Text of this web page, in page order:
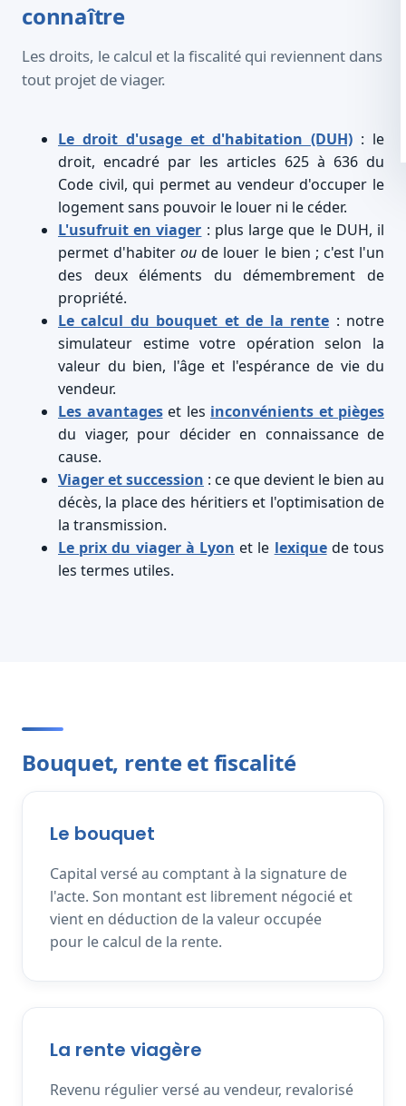
connaître
Les droits, le calcul et la fiscalité qui reviennent dans
tout projet de viager.
Le droit d'usage et d'habitation (DUH) : le
droit, encadré par les articles 625 à 636 du
Code civil, qui permet au vendeur d'occuper le
logement sans pouvoir le louer ni le céder.
L'usufruit en viager : plus large que le DUH, il
permet d'habiterou de louer le bien ; c'est l'un
des deux éléments du démembrement de
propriété.
Le calcul du bouquet et de la rente : notre
simulateur estime votre opération selon la
valeur du bien, l'âge et l'espérance de vie du
vendeur.
Les avantageset les inconvénients et pièges
du viager, pour décider en connaissance de
cause.
Viager et succession : ce que devient le bien au
décès, la place des héritiers et l'optimisation de
la transmission.
Le prix du viager à Lyon et le lexiquede tous
les termes utiles.
Bouquet, rente et fiscalité
Le bouquet
Capital versé au comptant à la signature de
l'acte. Son montant est librement négocié et
vient en déduction de la valeur occupée
pour le calcul de la rente.
La rente viagère
Revenu régulier versé au vendeur, revalorisé